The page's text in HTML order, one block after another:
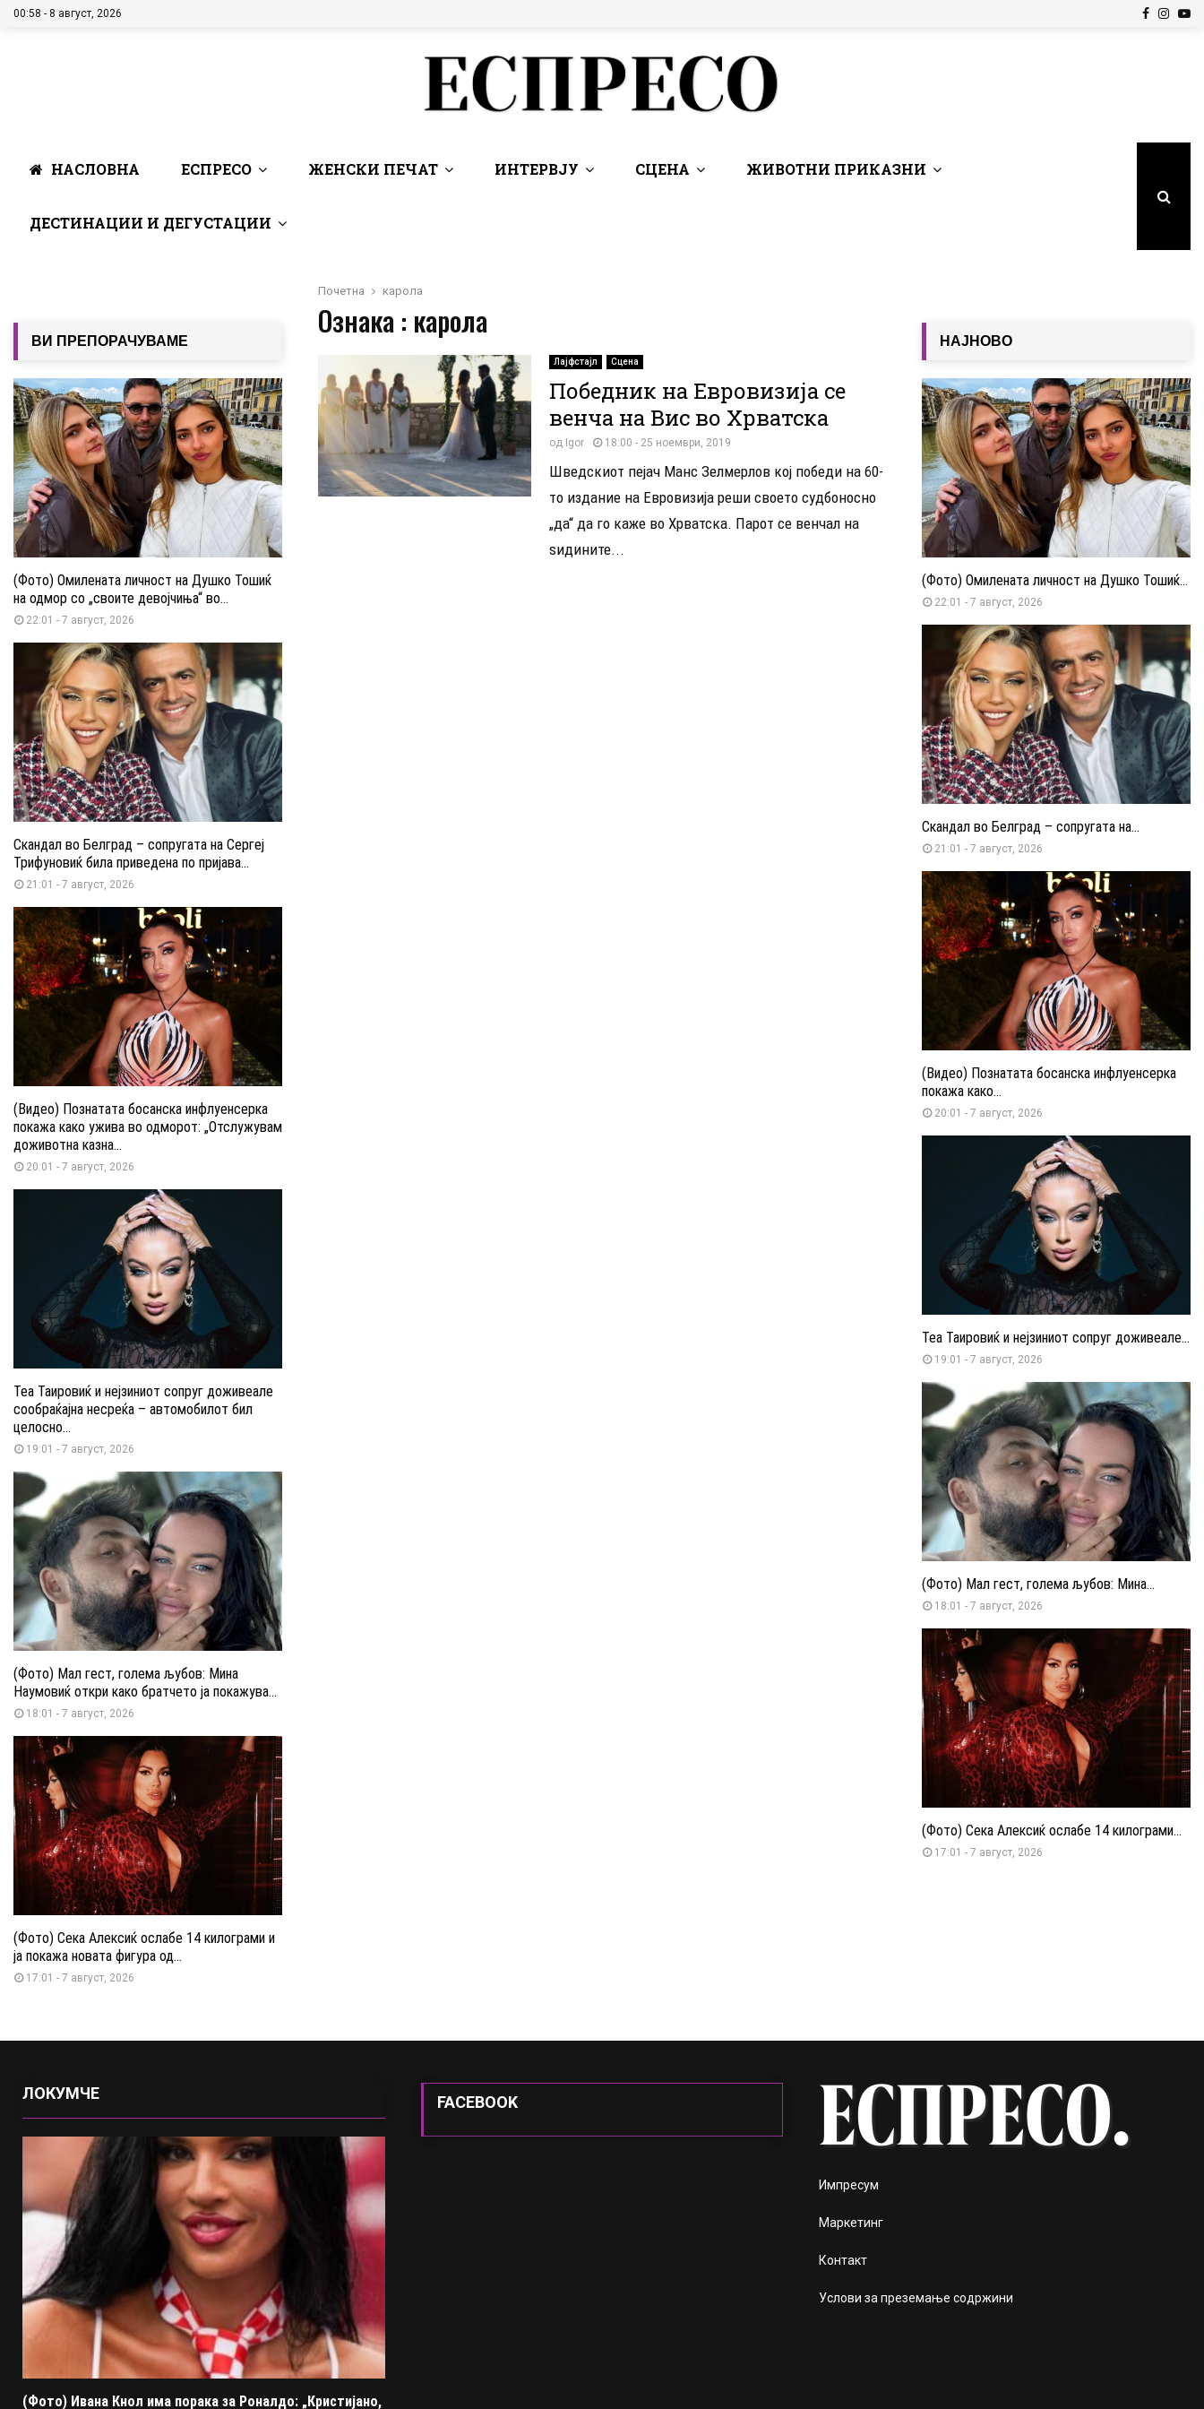
00:58 - 8 август, 2026 Facebook
НАСЛОВНА ЕСПРЕСО ЖЕНСКИ ПЕЧАТ ИНТЕРВЈУ СЦЕНА ЖИВОТНИ ПРИКАЗНИ
ДЕСТИНАЦИИ И ДЕГУСТАЦИИ
Почетна карола
Ознака : карола
Лајфстајл Сцена
Победник на Евровизија се
венча на Вис во Хрватска
од Igor 18:00 - 25 ноември, 2019
Шведскиот пејач Манс Зелмерлов кој победи на 60-
то издание на Евровизија реши своето судбоносно
„да“ да го каже во Хрватска. Парот се венчал на
ѕидините...
ВИ ПРЕПОРАЧУВАМЕ
(Фото) Омилената личност на Душко Тошиќ
на одмор со „своите девојчиња“ во...
22:01 - 7 август, 2026
Скандал во Белград – сопругата на Сергеј
Трифуновиќ била приведена по пријава...
21:01 - 7 август, 2026
(Видео) Познатата босанска инфлуенсерка
покажа како ужива во одморот: „Отслужувам
доживотна казна...
20:01 - 7 август, 2026
Теа Таировиќ и нејзиниот сопруг доживеале
сообраќајна несреќа – автомобилот бил
целосно...
19:01 - 7 август, 2026
(Фото) Мал гест, голема љубов: Мина
Наумовиќ откри како братчето ја покажува...
18:01 - 7 август, 2026
(Фото) Сека Алексиќ ослабе 14 килограми и
ја покажа новата фигура од...
17:01 - 7 август, 2026
НАЈНОВО
(Фото) Омилената личност на Душко Тошиќ...
22:01 - 7 август, 2026
Скандал во Белград – сопругата на...
21:01 - 7 август, 2026
(Видео) Познатата босанска инфлуенсерка
покажа како...
20:01 - 7 август, 2026
Теа Таировиќ и нејзиниот сопруг доживеале...
19:01 - 7 август, 2026
(Фото) Мал гест, голема љубов: Мина...
18:01 - 7 август, 2026
(Фото) Сека Алексиќ ослабе 14 килограми...
17:01 - 7 август, 2026
ЛОКУМЧЕ
(Фото) Ивана Кнол има порака за Роналдо: „Кристијано,
FACEBOOK
Импресум
Маркетинг
Контакт
Услови за преземање содржини